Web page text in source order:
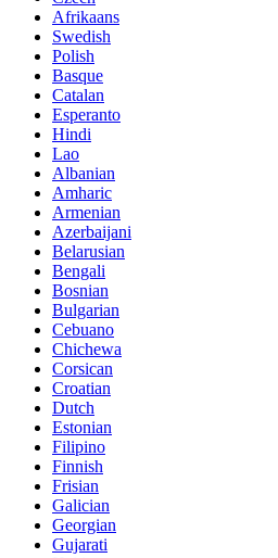
Afrikaans
Swedish
Polish
Basque
Catalan
Esperanto
Hindi
Lao
Albanian
Amharic
Armenian
Azerbaijani
Belarusian
Bengali
Bosnian
Bulgarian
Cebuano
Chichewa
Corsican
Croatian
Dutch
Estonian
Filipino
Finnish
Frisian
Galician
Georgian
Gujarati